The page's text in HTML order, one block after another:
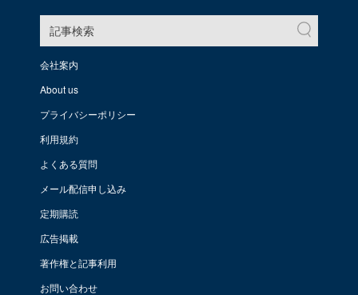
記事検索
会社案内
About us
プライバシーポリシー
利用規約
よくある質問
メール配信申し込み
定期購読
広告掲載
著作権と記事利用
お問い合わせ